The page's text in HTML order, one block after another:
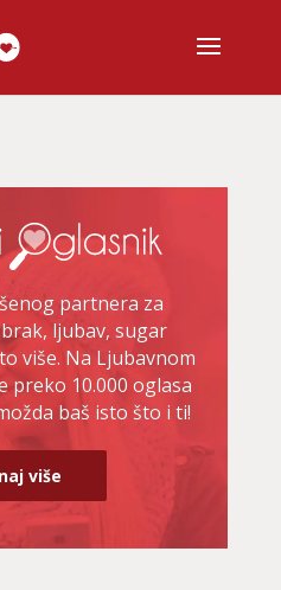
partnera za
ljubav, sugar
više. Na Ljubavnom
preko 10.000 oglasa
baš isto što i ti!
više